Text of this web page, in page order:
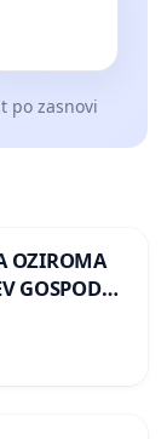
po zasnovi
OZIROMA
GOSPODA